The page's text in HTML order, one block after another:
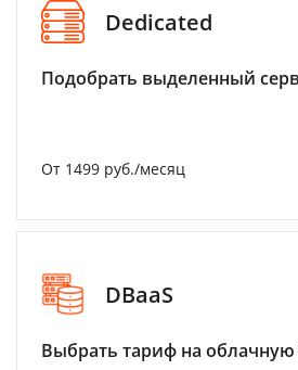
Dedicated
Подобрать выделенный
От 1499 руб./месяц
DBaaS
Выбрать тариф на